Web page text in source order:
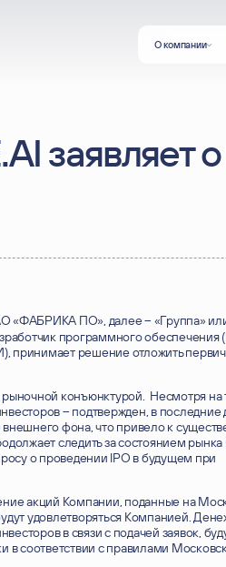
О компании
«ФАБРИКА ПО», далее – «Группа»
программного обеспечения
принимает решение отложить
конъюнктурой. Несмотря на
– подтвержден, в последние
фона, что привело к
следить за состоянием рынка
о проведении IPO в будущем при
акций Компании, поданные на
удовлетворяться Компанией.
в связи с подачей заявок,
в соответствии с правилами